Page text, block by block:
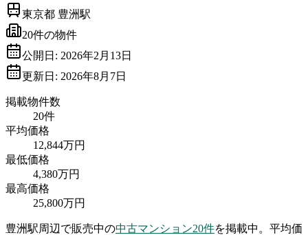
東京都 豊洲駅
20件の物件
公開日: 2026年2月13日
更新日: 2026年8月7日
掲載物件数
20件
平均価格
12,844万円
最低価格
4,380万円
最高価格
25,800万円
豊洲駅周辺で販売中の中古マンション20件を掲載中。 平均価